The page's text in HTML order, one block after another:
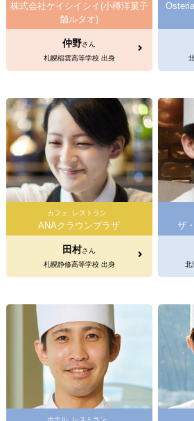
株式会社ケイシイシイ(小樽洋菓子
舗ルタオ)
仲野さん
札幌稲雲高等学校 出身
カフェ レストラン
ANAクラウンプラザ
田村さん
札幌静修高等学校 出身
ザ
北
ホテル レストラン